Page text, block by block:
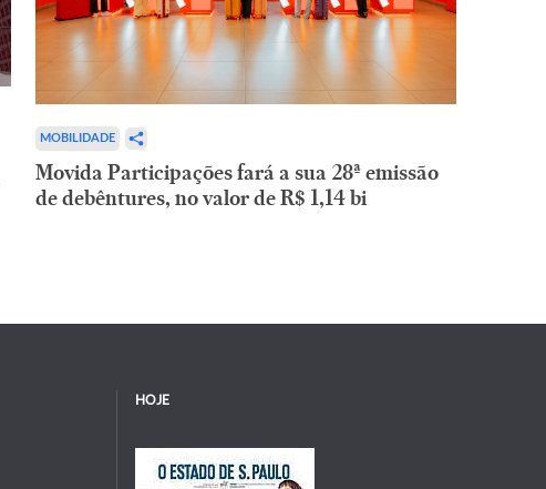
MOBILIDADE
Movida Participações fará a sua 28ª emissão
de debêntures, no valor de R$ 1,14 bi
HOJE